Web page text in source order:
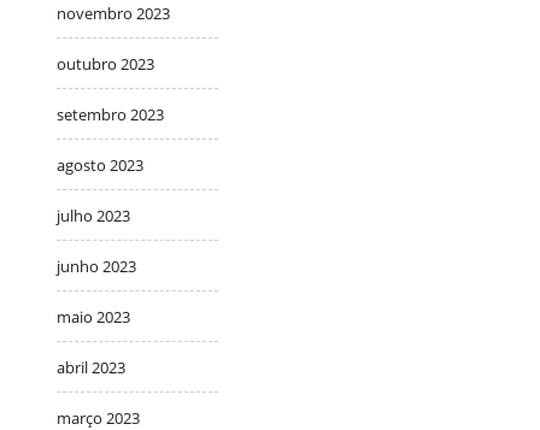
novembro 2023
outubro 2023
setembro 2023
agosto 2023
julho 2023
junho 2023
maio 2023
abril 2023
março 2023